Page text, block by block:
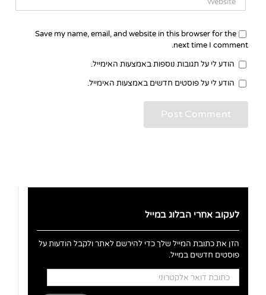
Save my name, email, and website in this browser for the
next time I comment.
הודע לי על תגובות נוספות באמצעות האימייל.
הודע לי על פוסטים חדשים באמצעות האימייל.
לעקוב אחרי הבלוג במייל
הזן את כתובת המייל שלך כדי להירשם לאתר ולקבל הודעות על
פוסטים חדשים במייל.
כתובת
דואר